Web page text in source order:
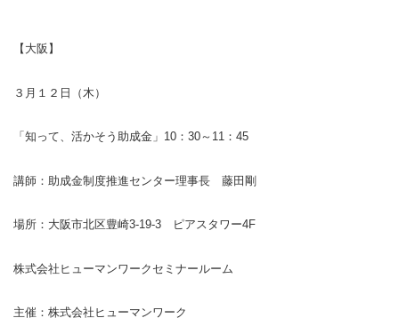
【大阪】
３月１２日（木）
「知って、活かそう助成金」 10 ： 30～ 11 ： 45
講師：助成金制度推進センター理事長 藤田剛
場所：大阪市北区豊崎3-19-3 ピアスタワー4F
株式会社ヒューマンワークセミナールーム
主催：株式会社ヒューマンワーク